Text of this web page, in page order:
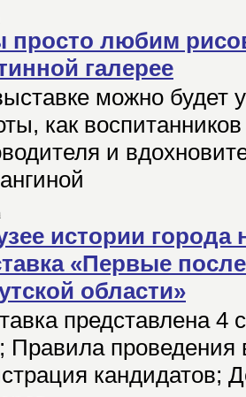
любим
галерее
можно будет
как
и
истории города
«Первые
области»
представлена
Правила
кандидатов;